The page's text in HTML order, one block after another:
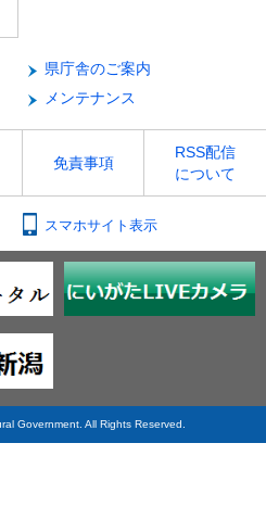
県庁舎のご案内
メンテナンス
免責事項
RSS配信
について
スマホサイト表示
Government. All Rights Reserved.